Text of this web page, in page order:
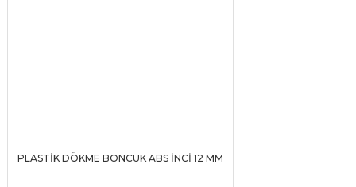
PLASTİK DÖKME BONCUK ABS İNCİ 12 MM